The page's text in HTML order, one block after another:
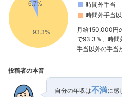
時間外手当
時間外手当
月給150,000円
で93.3％、時間
手当以外の手当
投稿者の本音
自分の年収は不満に感